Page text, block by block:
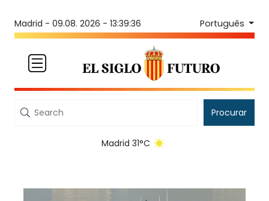
Madrid - 09.08. 2026 - 13:39:36 Português
Procurar
Madrid 31°C